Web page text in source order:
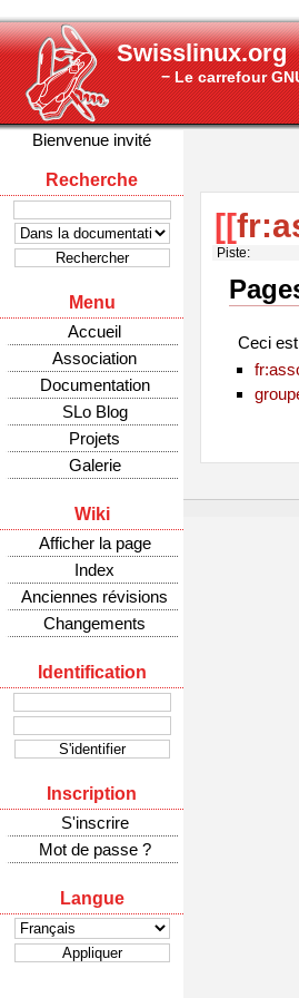
Swisslinux.org
− Le carrefour
Bienvenue invité
Recherche
Menu
Accueil
Association
Documentation
SLo Blog
Projets
Galerie
Wiki
Afficher la page
Index
Anciennes révisions
Changements
Identification
Inscription
S'inscrire
Mot de passe ?
Langue
[[
Piste:
Ceci